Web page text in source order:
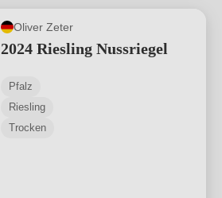
Oliver Zeter
2024 Riesling Nussriegel
Pfalz
Riesling
Trocken